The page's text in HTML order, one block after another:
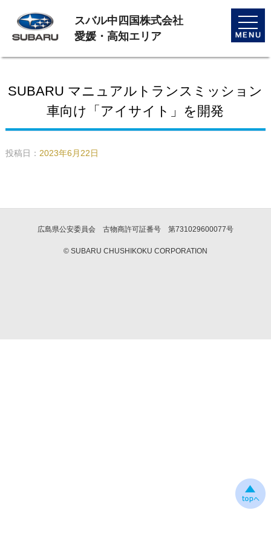
toggle
スバル中四国株式会社
愛媛・高知エリア
SUBARU マニュアルトランスミッション
車向け「アイサイト」を開発
投稿日： 2023年6月22日
広島県公安委員会 古物商許可証番号 第731029600077号
© SUBARU CHUSHIKOKU CORPORATION